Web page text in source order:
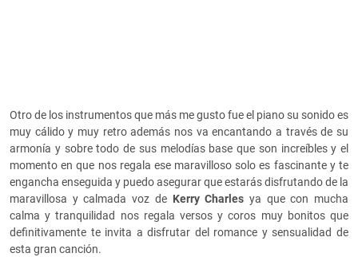
Otro de los instrumentos que más me gusto fue el piano su sonido es
muy cálido y muy retro además nos va encantando a través de su
armonía y sobre todo de sus melodías base que son increíbles y el
momento en que nos regala ese maravilloso solo es fascinante y te
engancha enseguida y puedo asegurar que estarás disfrutando de la
maravillosa y calmada voz deKerry Charles ya que con mucha
calma y tranquilidad nos regala versos y coros muy bonitos que
definitivamente te invita a disfrutar del romance y sensualidad de
esta gran canción.